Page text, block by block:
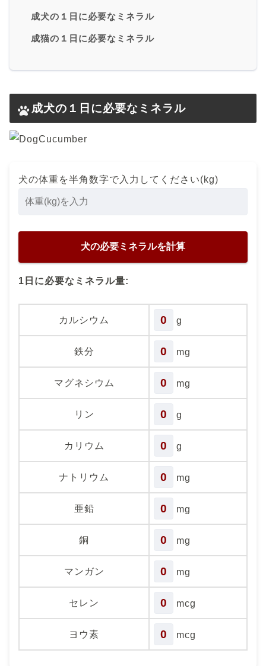
成犬の１日に必要なミネラル
成猫の１日に必要なミネラル
成犬の１日に必要なミネラル
犬の体重を半角数字で入力してください(kg)
1日に必要なミネラル量:
カルシウム 0 g
鉄分 0 mg
マグネシウム 0 mg
リン 0 g
カリウム 0 g
ナトリウム 0 mg
亜鉛 0 mg
銅 0 mg
マンガン 0 mg
セレン 0 mcg
ヨウ素 0 mcg